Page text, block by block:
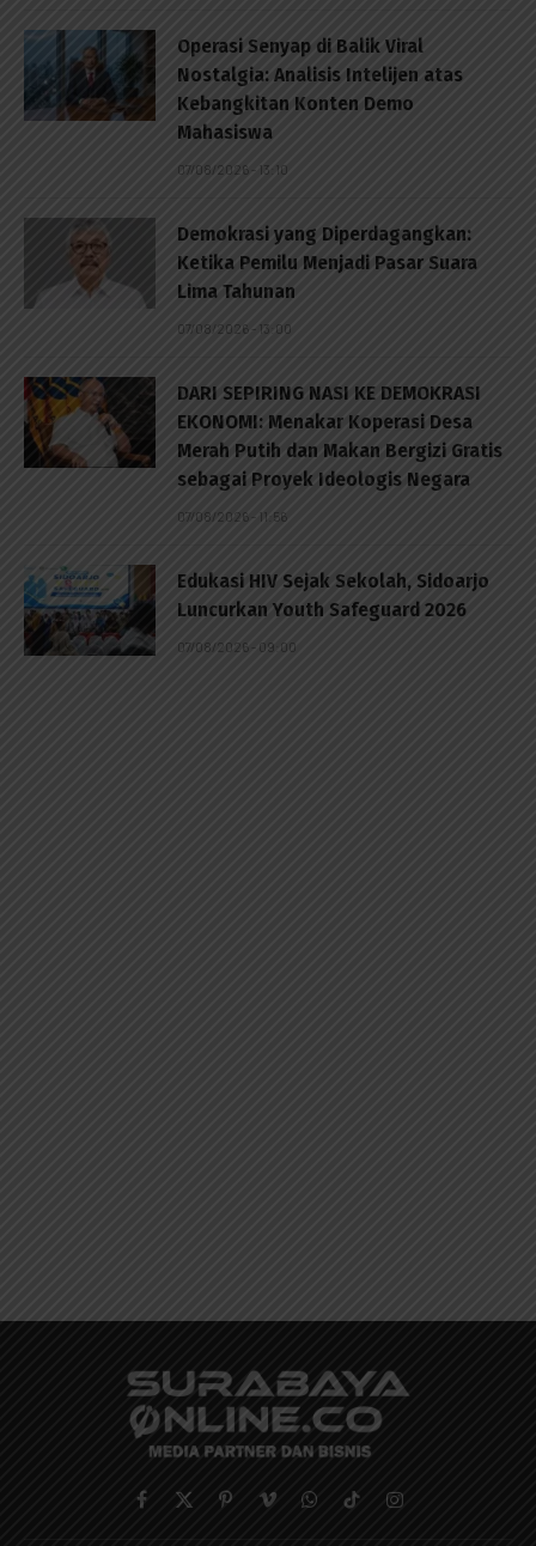
Operasi Senyap di Balik Viral
Nostalgia: Analisis Intelijen atas
Kebangkitan Konten Demo
Mahasiswa
07/08/2026 - 13:10
Demokrasi yang Diperdagangkan:
Ketika Pemilu Menjadi Pasar Suara
Lima Tahunan
07/08/2026 - 13:00
DARI SEPIRING NASI KE DEMOKRASI
EKONOMI: Menakar Koperasi Desa
Merah Putih dan Makan Bergizi Gratis
sebagai Proyek Ideologis Negara
07/08/2026 - 11:56
Edukasi HIV Sejak Sekolah, Sidoarjo
Luncurkan Youth Safeguard 2026
07/08/2026 - 09:00
Facebook
X
PinterestVimeoWhatsApp
TikTokInstagram